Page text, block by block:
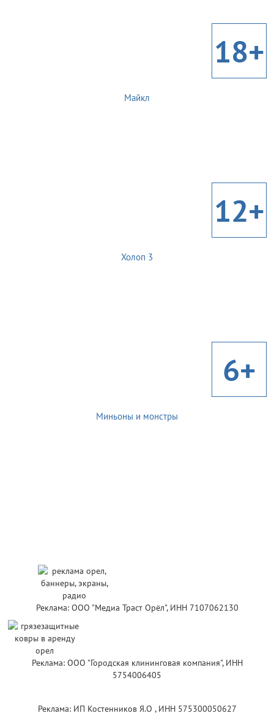
18+
Майкл
12+
Холоп 3
6+
Миньоны и монстры
Реклама: ООО "Медиа Траст Орёл", ИНН 7107062130
Реклама: ООО "Городская клининговая компания", ИНН
5754006405
Реклама: ИП Костенников Я.О , ИНН 575300050627